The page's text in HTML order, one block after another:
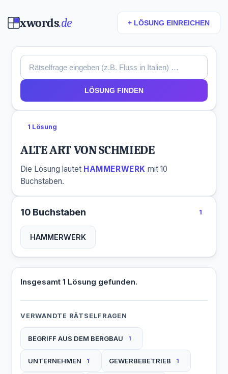
xwords.de + LÖSUNG EINREICHEN
LÖSUNG FINDEN
1 Lösung
ALTE ART VON SCHMIEDE
Die Lösung lautet HAMMERWERK mit 10
Buchstaben.
10 Buchstaben 1
HAMMERWERK
Insgesamt 1 Lösung gefunden.
VERWANDTE RÄTSELFRAGEN
BEGRIFF AUS DEM BERGBAU 1
UNTERNEHMEN 1 GEWERBEBETRIEB 1